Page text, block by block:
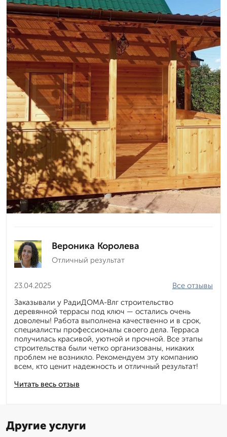
Вероника Королева
Отличный результат
23.04.2025
Читать весь отзыв
Все отзывы
Заказывали у РадиДОМА-Влг строительство
деревянной террасы под ключ — остались очень
доволены! Работа выполнена качественно и в срок,
специалисты профессионалы своего дела. Терраса
получилась красивой, уютной и прочной. Все этапы
строительства были четко организованы, никаких
проблем не возникло. Рекомендуем эту компанию
всем, кто ценит надежность и отличный результат!
Другие услуги